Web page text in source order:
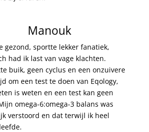
Manouk
gezond, sportte lekker fanatiek,
had ik last van vage klachten.
buik, geen cyclus en een onzuivere
om een test te doen van Eqology,
is weten en een test kan geen
omega-6:omega-3 balans was
verstoord en dat terwijl ik heel